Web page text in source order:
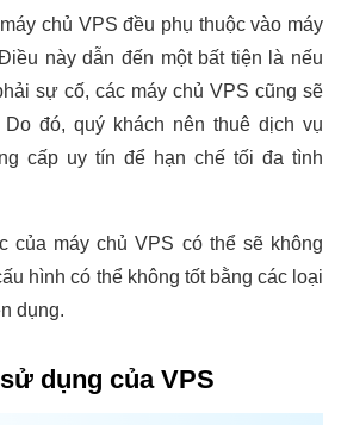
chủ VPS đều phụ thuộc vào máy
này dẫn đến một bất tiện là nếu
sự cố, các máy chủ VPS cũng sẽ
đó, quý khách nên thuê dịch vụ
cấp uy tín để hạn chế tối đa tình
của máy chủ VPS có thể sẽ không
hình có thể không tốt bằng các loại
dụng.
dụng của VPS